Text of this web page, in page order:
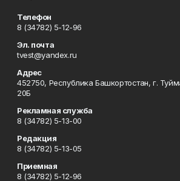
Телефон
8 (34782) 5-12-96
Эл. почта
tvest@yandex.ru
Адрес
452750, Республика Башкортостан, г.
20Б
Рекламная служба
8 (34782) 5-13-00
Редакция
8 (34782) 5-13-05
Приемная
8 (34782) 5-12-96